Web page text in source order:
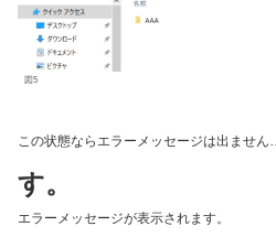
図5
この状態ならエラーメッセージは出ません…
す。
エラーメッセージが表示されます。